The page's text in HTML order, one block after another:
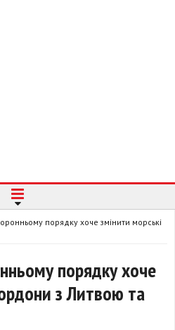
порядку хоче змінити морські
порядку хоче
з Литвою та